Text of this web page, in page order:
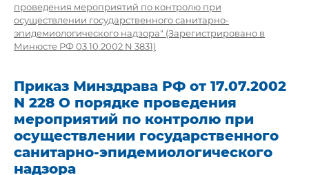
проведения мероприятий по контролю при
осуществлении государственного санитарно-
эпидемиологического надзора" (Зарегистрировано в
Минюсте РФ 03.10.2002 N 3831)
Приказ Минздрава РФ от 17.07.2002
N 228 О порядке проведения
мероприятий по контролю при
осуществлении государственного
санитарно-эпидемиологического
надзора